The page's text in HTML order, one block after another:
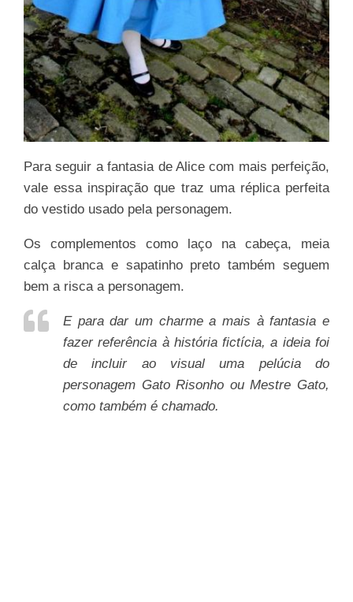
Para seguir a fantasia de Alice com mais perfeição,
vale essa inspiração que traz uma réplica perfeita
do vestido usado pela personagem.
Os complementos como laço na cabeça, meia
calça branca e sapatinho preto também seguem
bem a risca a personagem.
E para dar um charme a mais à fantasia e
fazer referência à história fictícia, a ideia foi
de incluir ao visual uma pelúcia do
personagem Gato Risonho ou Mestre Gato,
como também é chamado.